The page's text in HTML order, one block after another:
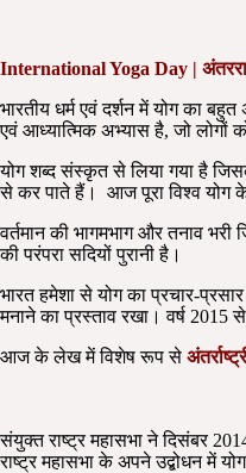
International Yoga Day |
भारतीय धर्म एवं दर्शन में योग का
एवं आध्यात्मिक अभ्यास है, जो
योग शब्द संस्कृत से लिया गया है
से कर पाते हैं। आज पूरा विश्व योग के
वर्तमान की भागमभाग और तनाव
की परंपरा सदियों पुरानी है।
भारत हमेशा से योग का प्रचार-
मनाने का प्रस्ताव रखा। वर्ष 2015
आज के लेख में विशेष रूप से
योग के
संयुक्त राष्ट्र महासभा ने दिसंबर
राष्ट्र महासभा के अपने उद्बोधन में